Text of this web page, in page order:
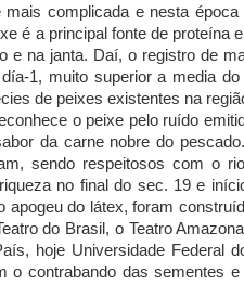
complicada e nesta época
é a principal fonte de proteína
e na janta. Daí, o registro de
1, muito superior a media
de peixes existentes na
o peixe pelo ruído
da carne nobre do
sendo respeitosos com o
no final do sec. 19 e
do látex, foram
do Brasil, o Teatro
hoje Universidade Federal
o contrabando das sementes e